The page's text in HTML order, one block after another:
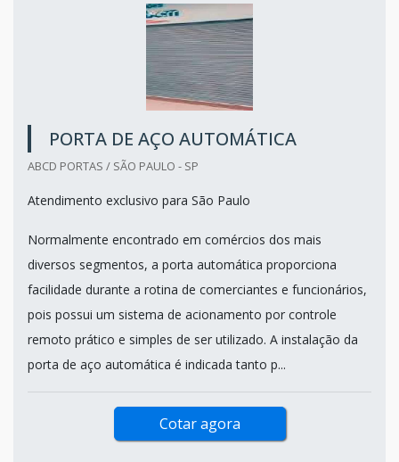
PORTA DE AÇO AUTOMÁTICA
ABCD PORTAS / SÃO PAULO - SP
Atendimento exclusivo para São Paulo
Normalmente encontrado em comércios dos mais
diversos segmentos, a porta automática proporciona
facilidade durante a rotina de comerciantes e funcionários,
pois possui um sistema de acionamento por controle
remoto prático e simples de ser utilizado. A instalação da
porta de aço automática é indicada tanto p...
Cotar agora